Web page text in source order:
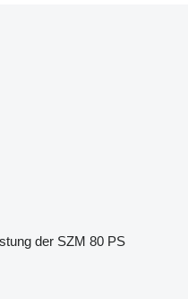
der SZM 80 PS